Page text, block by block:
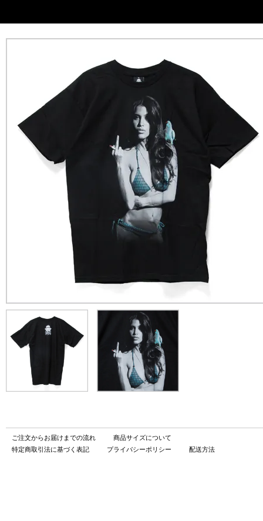
ご注文からお届けまでの流れ
商品サイズについて
特定商取引法に基づく表記
プライバシーポリシー 配送方法